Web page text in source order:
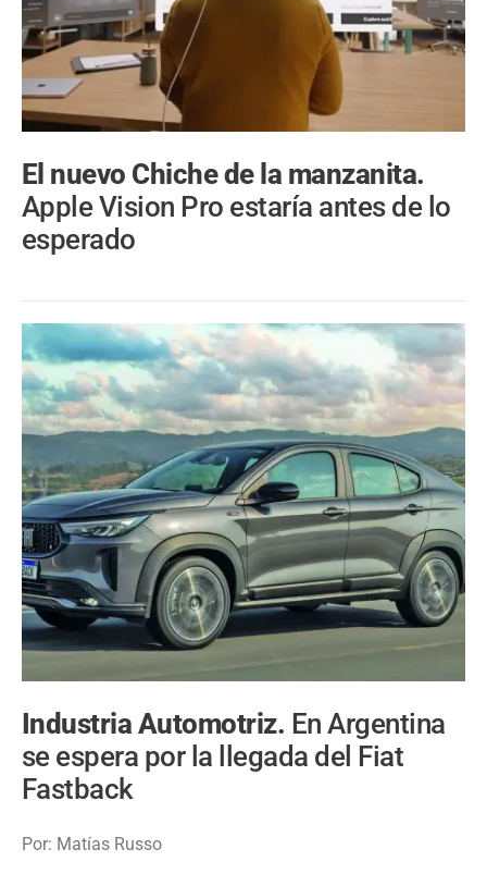
El nuevo Chiche de la manzanita.
Apple Vision Pro estaría antes de lo
esperado
Industria Automotriz. En Argentina
se espera por la llegada del Fiat
Fastback
Por: Matías Russo